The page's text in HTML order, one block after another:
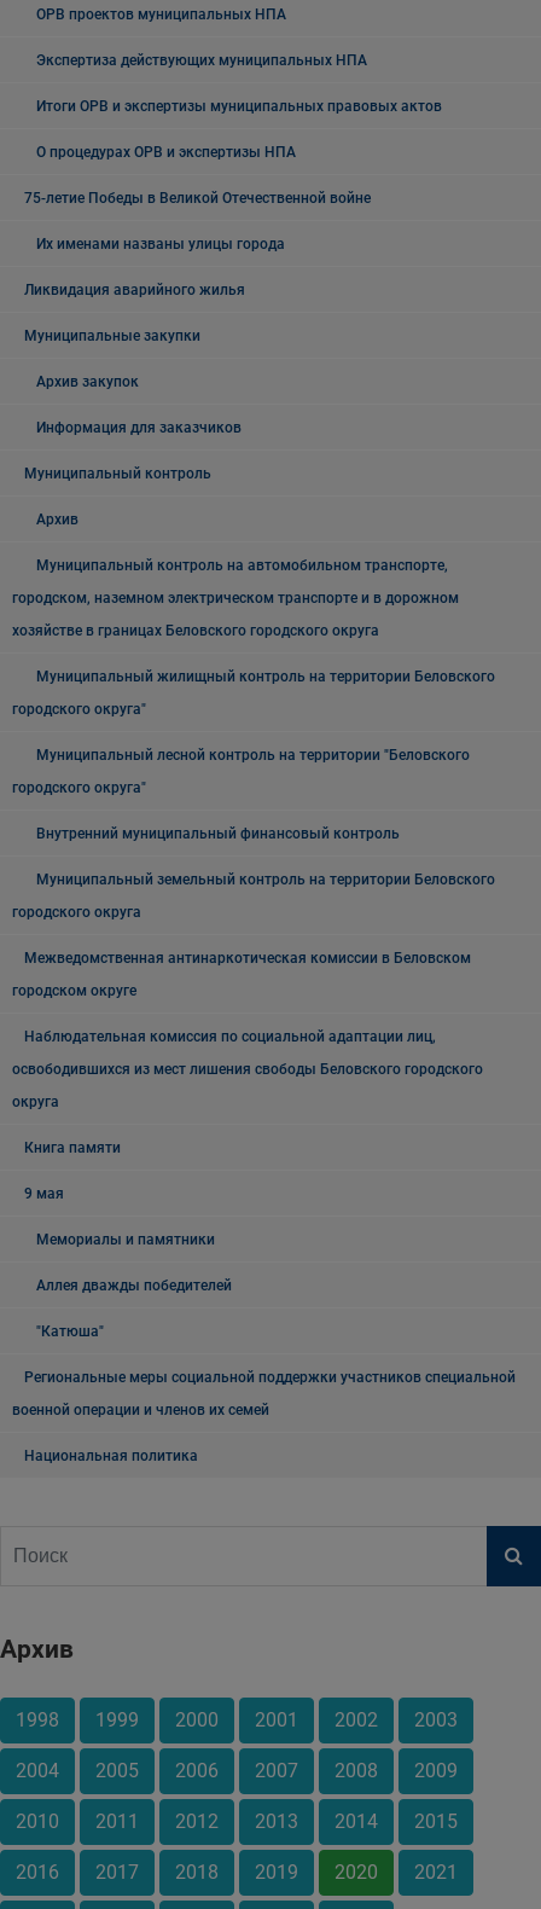
ОРВ проектов муниципальных НПА
Экспертиза действующих муниципальных НПА
Итоги ОРВ и экспертизы муниципальных правовых актов
О процедурах ОРВ и экспертизы НПА
75-летие Победы в Великой Отечественной войне
Их именами названы улицы города
Ликвидация аварийного жилья
Муниципальные закупки
Архив закупок
Информация для заказчиков
Муниципальный контроль
Архив
Муниципальный контроль на автомобильном транспорте,
городском, наземном электрическом транспорте и в дорожном
хозяйстве в границах Беловского городского округа
Муниципальный жилищный контроль на территории Беловского
городского округа"
Муниципальный лесной контроль на территории "Беловского
городского округа"
Внутренний муниципальный финансовый контроль
Муниципальный земельный контроль на территории Беловского
городского округа
Межведомственная антинаркотическая комиссии в Беловском
городском округе
Наблюдательная комиссия по социальной адаптации лиц,
освободившихся из мест лишения свободы Беловского городского
округа
Книга памяти
9 мая
Мемориалы и памятники
Аллея дважды победителей
"Катюша"
Региональные меры социальной поддержки участников специальной
военной операции и членов их семей
Национальная политика
Архив
1998 1999 2000 2001 2002 2003
2004 2005 2006 2007 2008 2009
2010 2011 2012 2013 2014 2015
2016 2017 2018 2019 2020 2021